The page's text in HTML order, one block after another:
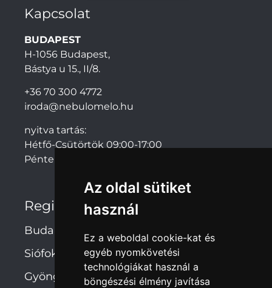
Az oldal sütiket
használ
Ez a weboldal cookie-kat és
egyéb nyomkövetési
technológiákat használ a
böngészési élmény javítása
Kapcsolat
BUDAPEST
H-1056 Budapest,
Bástya u 15., II/8.
+36 70 300 4772
iroda@nebulomelo.hu
nyitva tartás:
Hétfő-Csütörtök 09:00-17:00
Péntek: 09:00-14:00
Regionális irodák
Budapest
Siófok
Gyöngyös